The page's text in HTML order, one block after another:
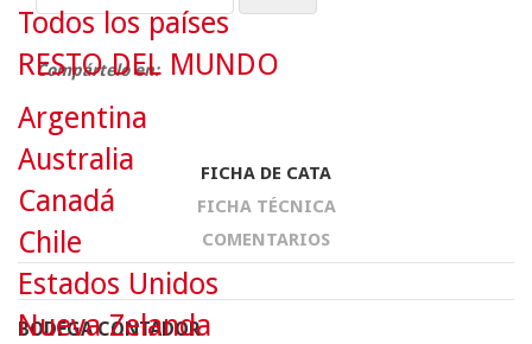
Compártelo en:
FICHA DE CATA
FICHA TÉCNICA
COMENTARIOS
BODEGA CONTADOR
Todos los países
RESTO DEL MUNDO
Argentina
Australia
Canadá
Chile
Estados Unidos
Nueva Zelanda